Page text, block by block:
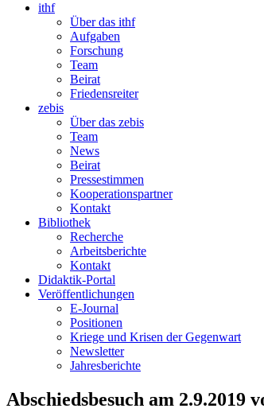
ithf
Über das ithf
Aufgaben
Forschung
Team
Beirat
Friedensreiter
zebis
Über das zebis
Team
News
Beirat
Pressestimmen
Kooperationspartner
Kontakt
Bibliothek
Recherche
Arbeitsberichte
Kontakt
Didaktik-Portal
Veröffentlichungen
E­-Journal
Positionen
Kriege und Krisen der Gegenwart
Newsletter
Jahresberichte
Abschiedsbesuch am